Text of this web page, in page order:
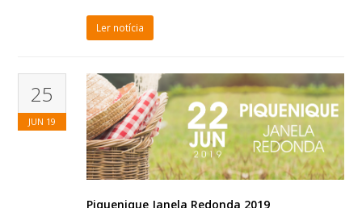
Ler notícia
25
JUN 19
Piquenique Janela Redonda 2019